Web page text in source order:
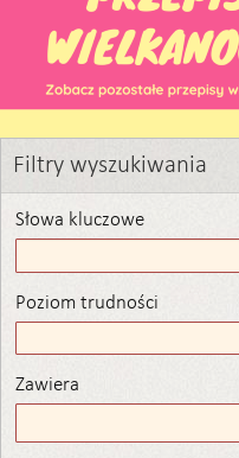
Filtry wyszukiwania
Słowa kluczowe
Poziom trudności
trudności
Zawiera